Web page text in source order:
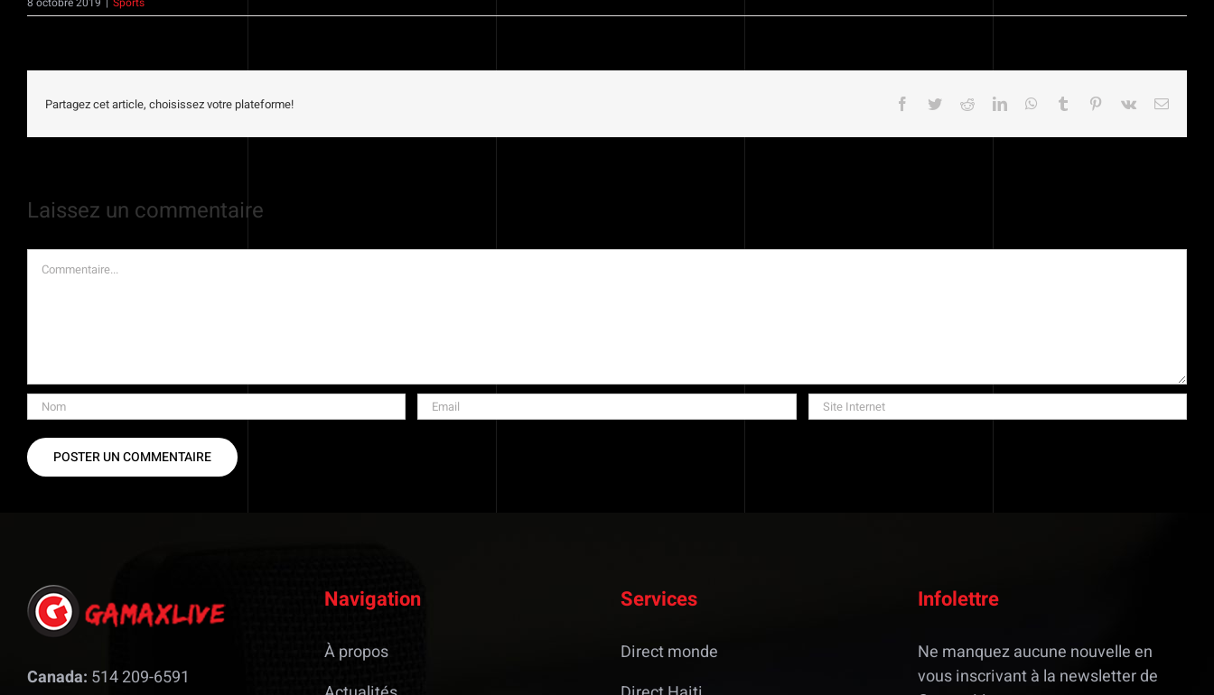
Partagez cet article, choisissez votre plateforme! Facebook
TwitterRedditLinkedInWhatsApp
Tumblr Pinterest
Vk Email
Laissez un commentaire
Commentaire
Canada: 514 209-6591
Navigation
À propos
Services
Direct monde
Infolettre
Ne manquez aucune nouvelle en
vous inscrivant à la newsletter de